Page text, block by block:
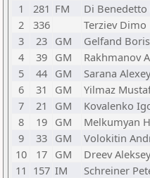
1
281 FM Di Benedetto
2
336 Terziev Dimo
3
23 GM Gelfand Boris
4
39 GM Rakhmanov
5
44 GM Sarana Alexey
6
31 GM Yilmaz
7
21 GM Kovalenko
8
19 GM Melkumyan
9
33 GM Volokitin
10
17 GM Dreev Aleksey
11 157 IM Schreiner